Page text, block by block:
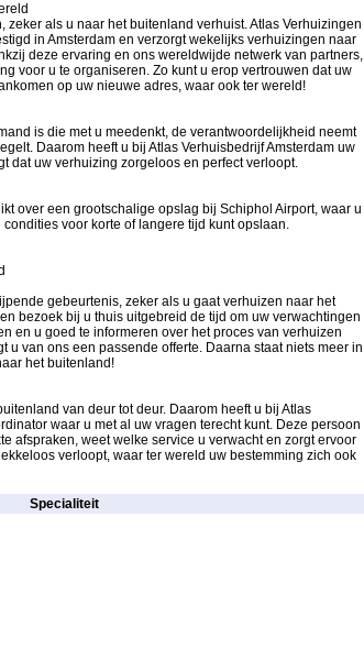
zeker als u naar het buitenland verhuist. Atlas Verhuizingen
in Amsterdam en verzorgt wekelijks verhuizingen naar
deze ervaring en ons wereldwijde netwerk van partners,
voor u te organiseren. Zo kunt u erop vertrouwen dat uw
op uw nieuwe adres, waar ook ter wereld!
is die met u meedenkt, de verantwoordelijkheid neemt
Daarom heeft u bij Atlas Verhuisbedrijf Amsterdam uw
dat uw verhuizing zorgeloos en perfect verloopt.
over een grootschalige opslag bij Schiphol Airport, waar u
voor korte of langere tijd kunt opslaan.
gebeurtenis, zeker als u gaat verhuizen naar het
bezoek bij u thuis uitgebreid de tijd om uw verwachtingen
en u goed te informeren over het proces van verhuizen
u van ons een passende offerte. Daarna staat niets meer in
het buitenland!
van deur tot deur. Daarom heeft u bij Atlas
waar u met al uw vragen terecht kunt. Deze persoon
afspraken, weet welke service u verwacht en zorgt ervoor
verloopt, waar ter wereld uw bestemming zich ook
Specialiteit